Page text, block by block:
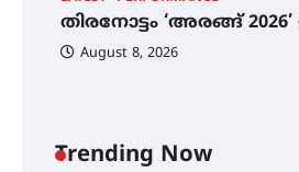
തിരനോട്ടം ‘അരങ്ങ്
August 8, 2026
Trending Now
വെള്ളിയാഴ്ച